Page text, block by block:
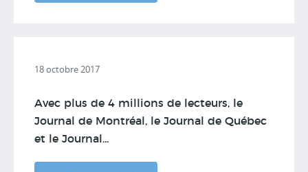
18 octobre 2017
Avec plus de 4 millions de lecteurs, le
Journal de Montréal, le Journal de Québec
et le Journal...